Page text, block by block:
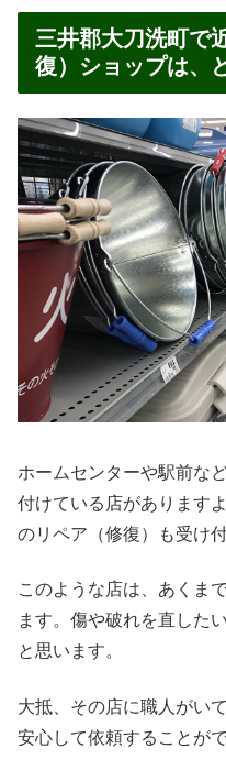
三井郡大刀洗町で
復）ショップは、
ホームセンターや駅前な
付けている店があります
のリペア（修復）も受け
このような店は、あくま
ます。傷や破れを直した
と思います。
大抵、その店に職人がい
安心して依頼することが